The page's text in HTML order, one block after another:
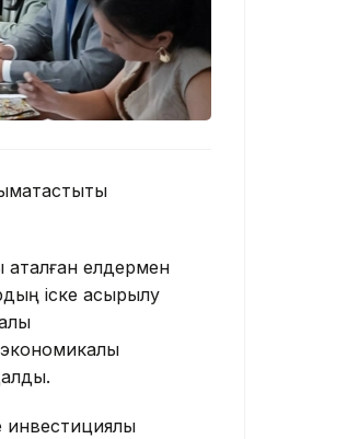
аталған елдермен
іске асырылу